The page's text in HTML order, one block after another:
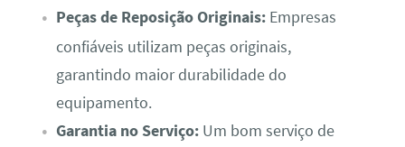
Peças de Reposição Originais:Empresas
confiáveis utilizam peças originais,
garantindo maior durabilidade do
equipamento.
Garantia no Serviço:Um bom serviço de